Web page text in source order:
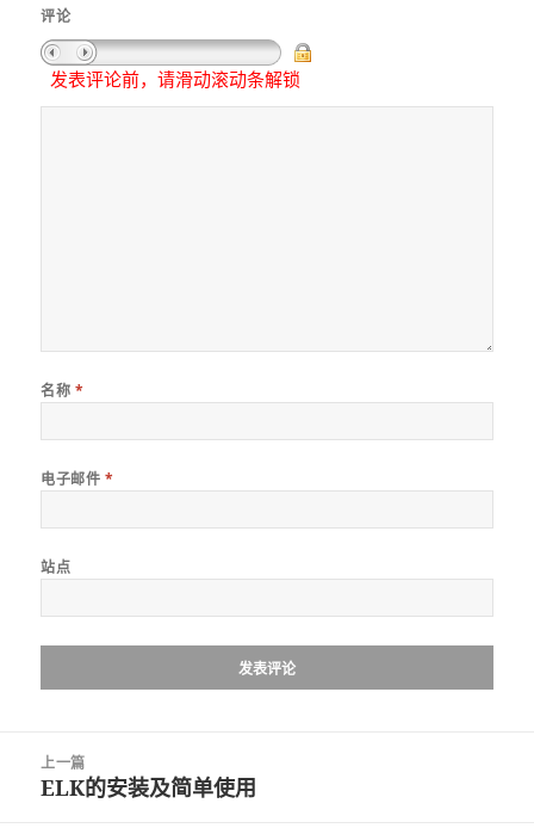
评论
发表评论前，请滑动滚动条解锁
名称 *
电子邮件 *
站点
上一篇
上
ELK的安装及简单使用